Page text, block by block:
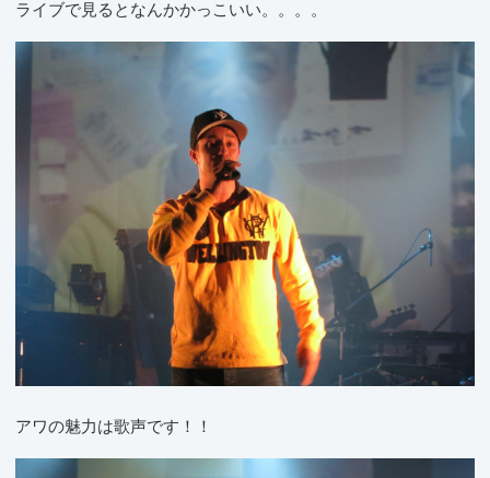
ライブで見るとなんかかっこいい。。。。
アワの魅力は歌声です！！